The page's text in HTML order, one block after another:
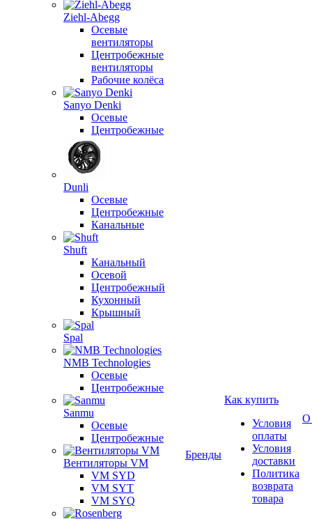
Ziehl-Abegg
Осевые
вентиляторы
Центробежные
вентиляторы
Рабочие колёса
Sanyo Denki
Осевые
Центробежные
Dunli
Осевые
Центробежные
Канальные
Shuft
Канальный
Осевой
Центробежный
Кухонный
Крышный
Spal
NMB Technologies
Осевые
Центробежные
Sanmu
Осевые
Центробежные
Вентиляторы VM
VM SYD
VM SYT
VM SYQ
Бренды
Как купить
Условия
оплаты
Условия
доставки
Политика
возврата
товара
О